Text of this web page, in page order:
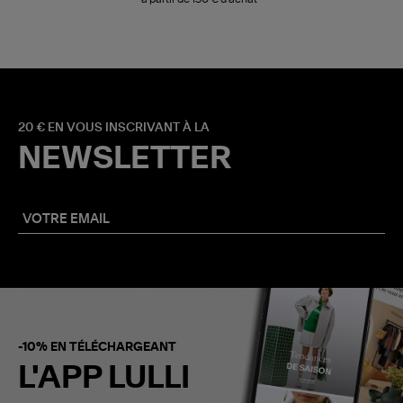
20 € EN VOUS INSCRIVANT À LA
NEWSLETTER
-10% EN TÉLÉCHARGEANT
L'APP LULLI